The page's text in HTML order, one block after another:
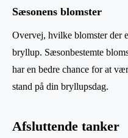
Sæsonens blomster
Overvej, hvilke blomster der
bryllup. Sæsonbestemte
har en bedre chance for at
stand på din bryllupsdag.
Afsluttende tanker